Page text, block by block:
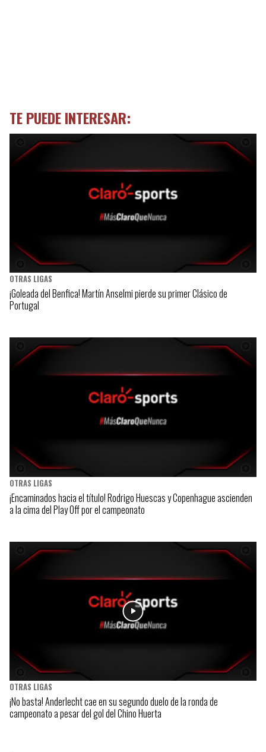
TE PUEDE INTERESAR:
OTRAS LIGAS
¡Goleada del Benfica! Martín Anselmi pierde su primer Clásico de
Portugal
OTRAS LIGAS
¡Encaminados hacia el título! Rodrigo Huescas y Copenhague ascienden
a la cima del Play Off por el campeonato
OTRAS LIGAS
¡No basta! Anderlecht cae en su segundo duelo de la ronda de
campeonato a pesar del gol del Chino Huerta